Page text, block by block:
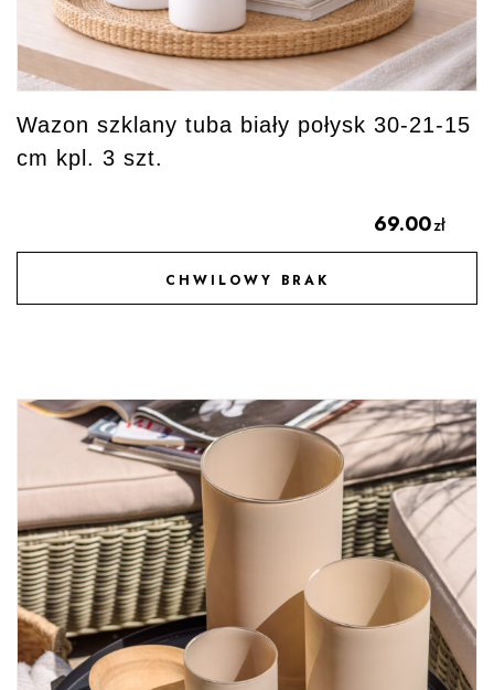
Wazon szklany tuba biały połysk 30-21-15
cm kpl. 3 szt.
69.00zł
CHWILOWY BRAK
DODAJ DO ULUBIONYCH